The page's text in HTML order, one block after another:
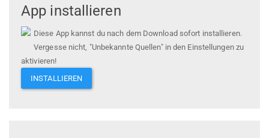
App installieren
Diese App kannst du nach dem Download sofort installieren.
Vergesse nicht, "Unbekannte Quellen" in den Einstellungen zu
aktivieren!
INSTALLIEREN